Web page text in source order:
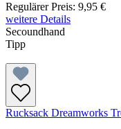
Regulärer Preis: 9,95 €
weitere Details
Secoundhand
Tipp
Rucksack Dreamworks